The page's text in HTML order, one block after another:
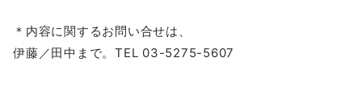
＊内容に関するお問い合せは、
伊藤／田中まで。TEL 03-5275-5607